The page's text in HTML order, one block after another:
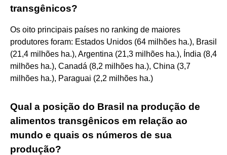
transgênicos?
Os oito principais países no ranking de maiores
produtores foram: Estados Unidos (64 milhões ha.), Brasil
(21,4 milhões ha.), Argentina (21,3 milhões ha.), Índia (8,4
milhões ha.), Canadá (8,2 milhões ha.), China (3,7
milhões ha.), Paraguai (2,2 milhões ha.)
Qual a posição do Brasil na produção de
alimentos transgênicos em relação ao
mundo e quais os números de sua
produção?